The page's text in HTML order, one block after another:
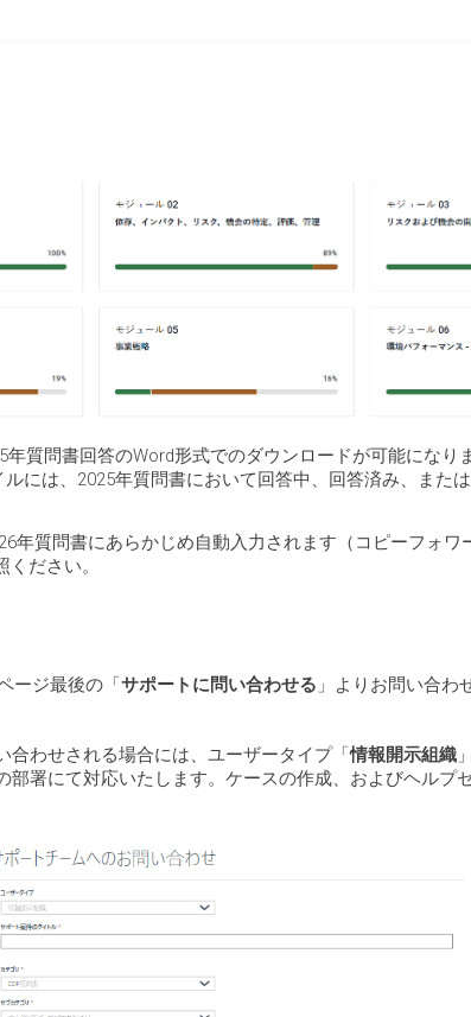
質問書回答のWord形式でのダウンロードが可能にな
には、2025年質問書において回答中、回答済み、また
年質問書にあらかじめ自動入力されます（コピーフォ
ください。
ージ最後の「サポートに問い合わせる 」よりお問い合わ
合わせされる場合には、ユーザータイプ「情報開示組織
部署にて対応いたします。ケースの作成、およびヘルプ